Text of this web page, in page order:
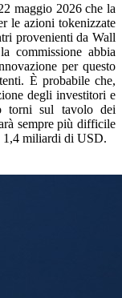
maggio 2026 che la
le azioni tokenizzate
provenienti da Wall
commissione abbia
per questo
È probabile che,
degli investitori e
torni sul tavolo dei
sempre più difficile
1,4 miliardi di USD.